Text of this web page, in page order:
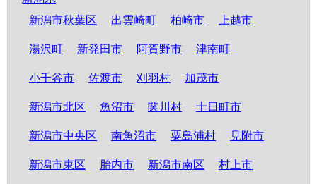
新潟市秋葉区
出雲崎町 柏崎市 上越市
湯沢町 新発田市 阿賀野市 津南町
小千谷市 佐渡市 刈羽村 加茂市
新潟市北区 魚沼市 関川村 十日町市
新潟市中央区 南魚沼市 粟島浦村 見附市
新潟市東区 胎内市 新潟市南区 村上市